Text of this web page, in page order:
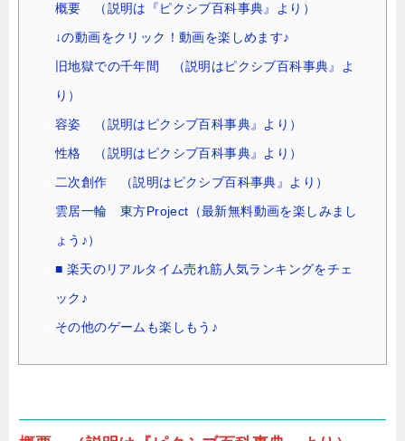
概要 （説明は『ピクシブ百科事典』より）
↓の動画をクリック！動画を楽しめます♪
旧地獄での千年間 （説明はピクシブ百科事典』よ
り）
容姿 （説明はピクシブ百科事典』より）
性格 （説明はピクシブ百科事典』より）
二次創作 （説明はピクシブ百科事典』より）
雲居一輪 東方Project（最新無料動画を楽しみまし
ょう♪）
■ 楽天のリアルタイム売れ筋人気ランキングをチェ
ック♪
その他のゲームも楽しもう♪